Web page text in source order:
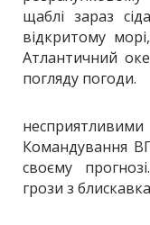
щаблі зараз
відкритому
Атлантичний
погляду погоди.
Командування
своєму
грози з